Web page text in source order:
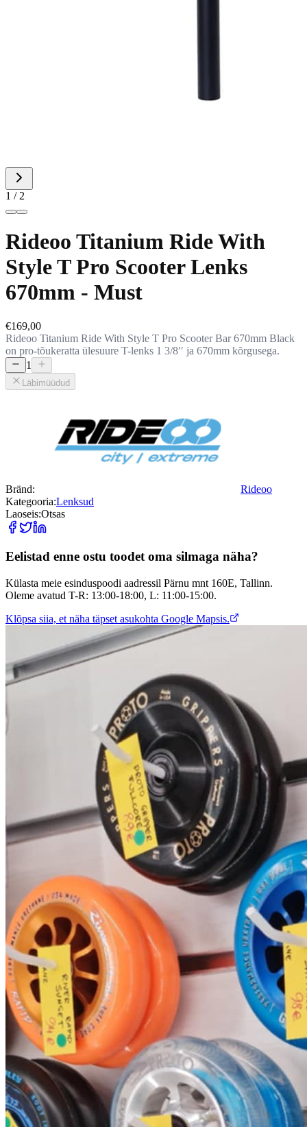
1 / 2
Rideoo Titanium Ride With
Style T Pro Scooter Lenks
670mm - Must
€169,00
Rideoo Titanium Ride With Style T Pro Scooter Bar 670mm Black
on pro-tõukeratta ülesuure T-lenks 1 3/8ʹʹ ja 670mm kõrgusega.
1
Läbimüüdud
Bränd:
Rideoo
Kategooria:Lenksud
Laoseis:Otsas
Eelistad enne ostu toodet oma silmaga näha?
Külasta meie esinduspoodi aadressil Pärnu mnt 160E, Tallinn.
Oleme avatud T-R: 13:00-18:00, L: 11:00-15:00.
Klõpsa siia, et näha täpset asukohta Google Mapsis.